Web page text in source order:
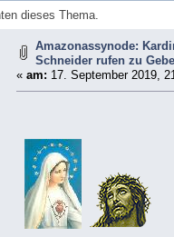
dieses Thema.
Amazonassynode:
Schneider rufen zu
« am: 17. September 2019,